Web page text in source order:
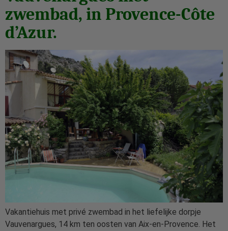
zwembad, in Provence-Côte
d’Azur.
Vakantiehuis met privé zwembad in het liefelijke dorpje
Vauvenargues, 14 km ten oosten van Aix-en-Provence. Het